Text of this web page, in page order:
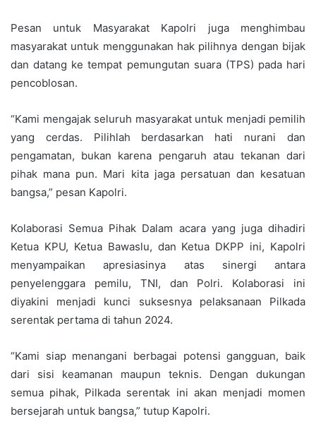
Pesan untuk Masyarakat Kapolri juga menghimbau
masyarakat untuk menggunakan hak pilihnya dengan bijak
dan datang ke tempat pemungutan suara (TPS) pada hari
pencoblosan.
“Kami mengajak seluruh masyarakat untuk menjadi pemilih
yang cerdas. Pilihlah berdasarkan hati nurani dan
pengamatan, bukan karena pengaruh atau tekanan dari
pihak mana pun. Mari kita jaga persatuan dan kesatuan
bangsa,” pesan Kapolri.
Kolaborasi Semua Pihak Dalam acara yang juga dihadiri
Ketua KPU, Ketua Bawaslu, dan Ketua DKPP ini, Kapolri
menyampaikan apresiasinya atas sinergi antara
penyelenggara pemilu, TNI, dan Polri. Kolaborasi ini
diyakini menjadi kunci suksesnya pelaksanaan Pilkada
serentak pertama di tahun 2024.
“Kami siap menangani berbagai potensi gangguan, baik
dari sisi keamanan maupun teknis. Dengan dukungan
semua pihak, Pilkada serentak ini akan menjadi momen
bersejarah untuk bangsa,” tutup Kapolri.